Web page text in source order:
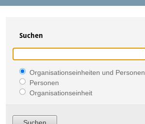
Suchen
Organisationseinheiten und Personen
Personen
Organisationseinheit